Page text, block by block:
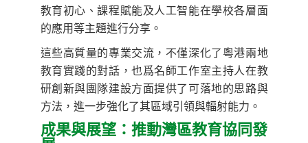
教育初心、課程賦能及人工智能在學校各層面
的應用等主題進行分享。
這些高質量的專業交流，不僅深化了粵港兩地
教育實踐的對話，也爲名師工作室主持人在教
研創新與團隊建設方面提供了可落地的思路與
方法，進一步強化了其區域引領與輻射能力。
成果與展望：推動灣區教育協同發